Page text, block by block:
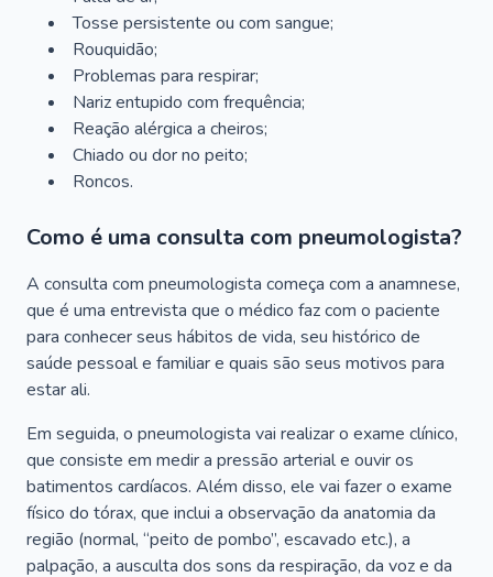
Tosse persistente ou com sangue;
Rouquidão;
Problemas para respirar;
Nariz entupido com frequência;
Reação alérgica a cheiros;
Chiado ou dor no peito;
Roncos.
Como é uma consulta com pneumologista?
A consulta com pneumologista começa com a anamnese,
que é uma entrevista que o médico faz com o paciente
para conhecer seus hábitos de vida, seu histórico de
saúde pessoal e familiar e quais são seus motivos para
estar ali.
Em seguida, o pneumologista vai realizar o exame clínico,
que consiste em medir a pressão arterial e ouvir os
batimentos cardíacos. Além disso, ele vai fazer o exame
físico do tórax, que inclui a observação da anatomia da
região (normal, “peito de pombo”, escavado etc.), a
palpação, a ausculta dos sons da respiração, da voz e da